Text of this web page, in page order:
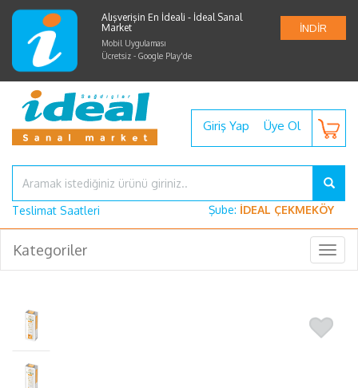
Alışverişin En İdeali - İdeal Sanal
Market
Mobil Uygulaması
Ücretsiz - Google Play'de
İNDİR
Giriş Yap Üye Ol
Teslimat Saatleri Şube: İDEAL ÇEKMEKÖY
Kategoriler